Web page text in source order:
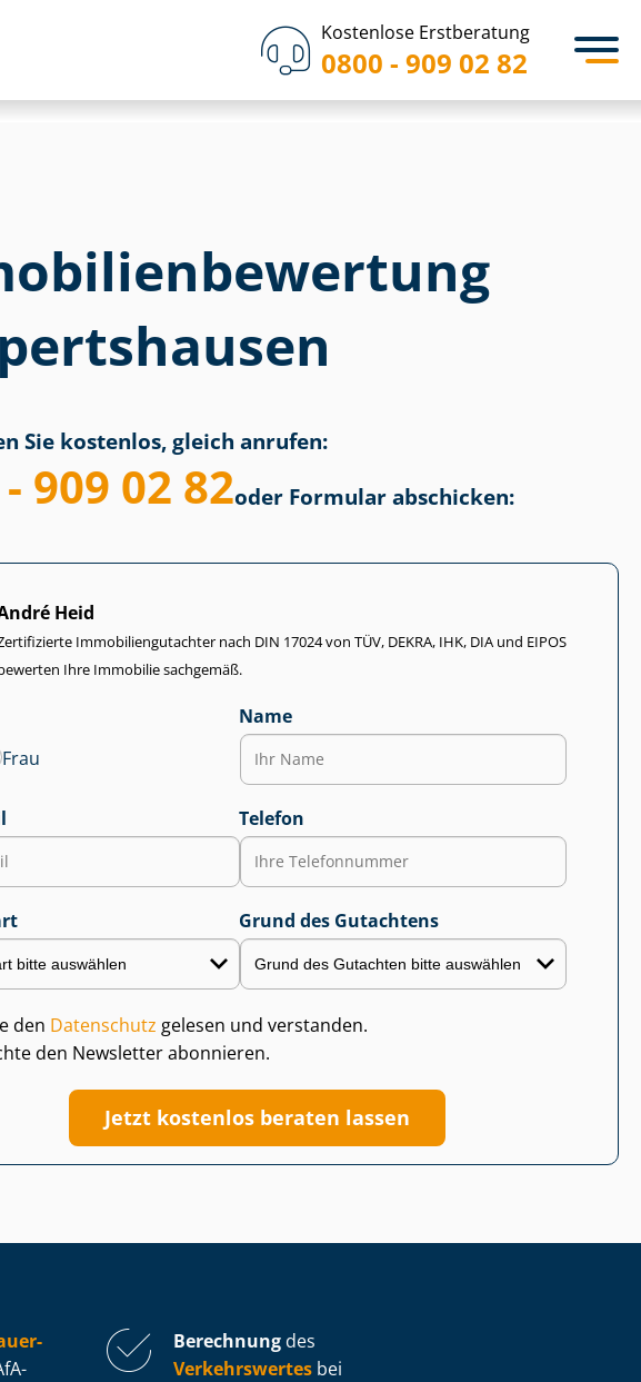
Kostenlose Erstberatung
0800 - 909 02 82
Sie kostenlos, gleich anrufen:
909 02 82oder Formular abschicken:
Heid
Im­mo­bi­li­en­gut­ach­ter nach DIN 17024 von TÜV, DEKRA, IHK, DIA und EIPOS
Ihre Immobilie sachgemäß.
Frau
Name
Telefon
Grund des Gutachtens
den Datenschutz gelesen und verstanden.
den Newsletter abonnieren.
Jetzt kostenlos beraten lassen
Berechnung des
Verkehrswertes bei